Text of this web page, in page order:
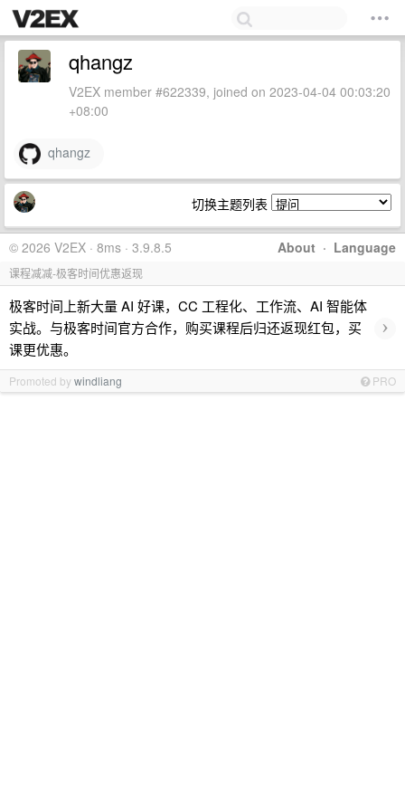
qhangz
V2EX member #622339, joined on 2023-04-04 00:03:20
+08:00
qhangz
切换主题列表
About · Language
© 2026 V2EX · 8ms · 3.9.8.5
课程减减-极客时间优惠返现
极客时间上新大量 AI 好课，CC 工程化、工作流、AI 智能体
实战。与极客时间官方合作，购买课程后归还返现红包，买
课更优惠。
›
Promoted bywindliang PRO